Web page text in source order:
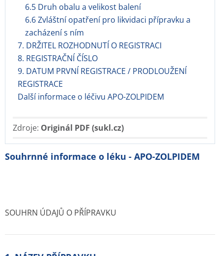
6.5 Druh obalu a velikost balení
6.6 Zvláštní opatření pro likvidaci přípravku a
zacházení s ním
7. DRŽITEL ROZHODNUTÍ O REGISTRACI
8. REGISTRAČNÍ ČÍSLO
9. DATUM PRVNÍ REGISTRACE / PRODLOUŽENÍ
REGISTRACE
Další informace o léčivu APO-ZOLPIDEM
Zdroje: Originál PDF (sukl.cz)
Souhrnné informace o léku - APO-ZOLPIDEM
SOUHRN ÚDAJŮ O PŘÍPRAVKU